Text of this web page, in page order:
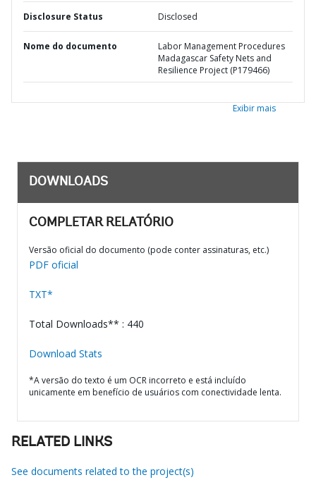
Disclosure Status Disclosed
Nome do documento
Labor Management Procedures
Madagascar Safety Nets and
Resilience Project (P179466)
Exibir mais
DOWNLOADS
COMPLETAR RELATÓRIO
Versão oficial do documento (pode conter assinaturas, etc.)
PDF oficial
TXT*
Total Downloads** : 440
Download Stats
*A versão do texto é um OCR incorreto e está incluído
unicamente em benefício de usuários com conectividade lenta.
RELATED LINKS
See documents related to the project(s)